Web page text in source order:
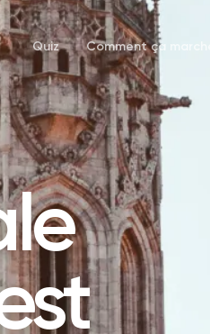
Quiz Comment ça marche